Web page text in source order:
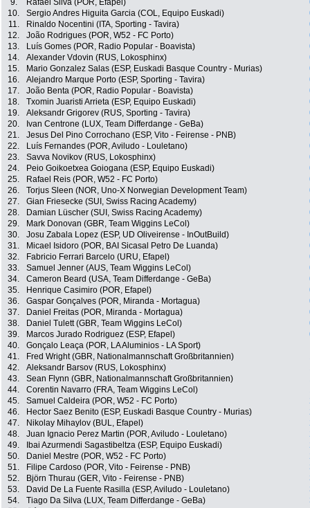
9. Rafael Silva (POR, Efapel)
10.
Sergio Andres Higuita Garcia (COL, Equipo Euskadi)
11.
Rinaldo Nocentini (ITA, Sporting - Tavira)
12.
João Rodrigues (POR, W52 - FC Porto)
13.
Luís Gomes (POR, Radio Popular - Boavista)
14.
Alexander Vdovin (RUS, Lokosphinx)
15.
Mario Gonzalez Salas (ESP, Euskadi Basque Country - Murias)
16.
Alejandro Marque Porto (ESP, Sporting - Tavira)
17.
João Benta (POR, Radio Popular - Boavista)
18.
Txomin Juaristi Arrieta (ESP, Equipo Euskadi)
19.
Aleksandr Grigorev (RUS, Sporting - Tavira)
20.
Ivan Centrone (LUX, Team Differdange - GeBa)
21.
Jesus Del Pino Corrochano (ESP, Vito - Feirense - PNB)
22.
Luís Fernandes (POR, Aviludo - Louletano)
23.
Savva Novikov (RUS, Lokosphinx)
24.
Peio Goikoetxea Goiogana (ESP, Equipo Euskadi)
25.
Rafael Reis (POR, W52 - FC Porto)
26.
Torjus Sleen (NOR, Uno-X Norwegian Development Team)
27.
Gian Friesecke (SUI, Swiss Racing Academy)
28.
Damian Lüscher (SUI, Swiss Racing Academy)
29.
Mark Donovan (GBR, Team Wiggins LeCol)
30.
Josu Zabala Lopez (ESP, UD Oliveirense - InOutBuild)
31.
Micael Isidoro (POR, BAI Sicasal Petro De Luanda)
32.
Fabricio Ferrari Barcelo (URU, Efapel)
33.
Samuel Jenner (AUS, Team Wiggins LeCol)
34.
Cameron Beard (USA, Team Differdange - GeBa)
35.
Henrique Casimiro (POR, Efapel)
36.
Gaspar Gonçalves (POR, Miranda - Mortagua)
37.
Daniel Freitas (POR, Miranda - Mortagua)
38.
Daniel Tulett (GBR, Team Wiggins LeCol)
39.
Marcos Jurado Rodriguez (ESP, Efapel)
40.
Gonçalo Leaça (POR, LA Aluminios - LA Sport)
41.
Fred Wright (GBR, Nationalmannschaft Großbritannien)
42.
Aleksandr Barsov (RUS, Lokosphinx)
43.
Sean Flynn (GBR, Nationalmannschaft Großbritannien)
44.
Corentin Navarro (FRA, Team Wiggins LeCol)
45.
Samuel Caldeira (POR, W52 - FC Porto)
46.
Hector Saez Benito (ESP, Euskadi Basque Country - Murias)
47.
Nikolay Mihaylov (BUL, Efapel)
48.
Juan Ignacio Perez Martin (POR, Aviludo - Louletano)
49.
Ibai Azurmendi Sagastibeltza (ESP, Equipo Euskadi)
50.
Daniel Mestre (POR, W52 - FC Porto)
51.
Filipe Cardoso (POR, Vito - Feirense - PNB)
52.
Björn Thurau (GER, Vito - Feirense - PNB)
53.
David De La Fuente Rasilla (ESP, Aviludo - Louletano)
54.
Tiago Da Silva (LUX, Team Differdange - GeBa)